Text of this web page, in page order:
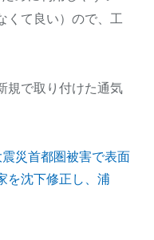
くて良い）ので、工
規で取り付けた通気